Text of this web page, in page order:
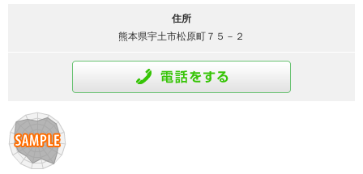
住所
熊本県宇土市松原町７５－２